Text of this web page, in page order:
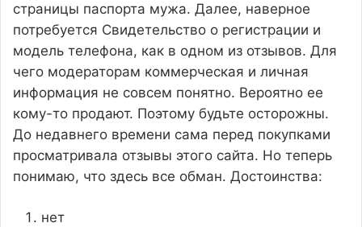
страницы паспорта мужа. Далее, наверное
потребуется Свидетельство о регистрации и
модель телефона, как в одном из отзывов. Для
чего модераторам коммерческая и личная
информация не совсем понятно. Вероятно ее
кому-то продают. Поэтому будьте осторожны.
До недавнего времени сама перед покупками
просматривала отзывы этого сайта. Но теперь
понимаю, что здесь все обман. Достоинства:
нет